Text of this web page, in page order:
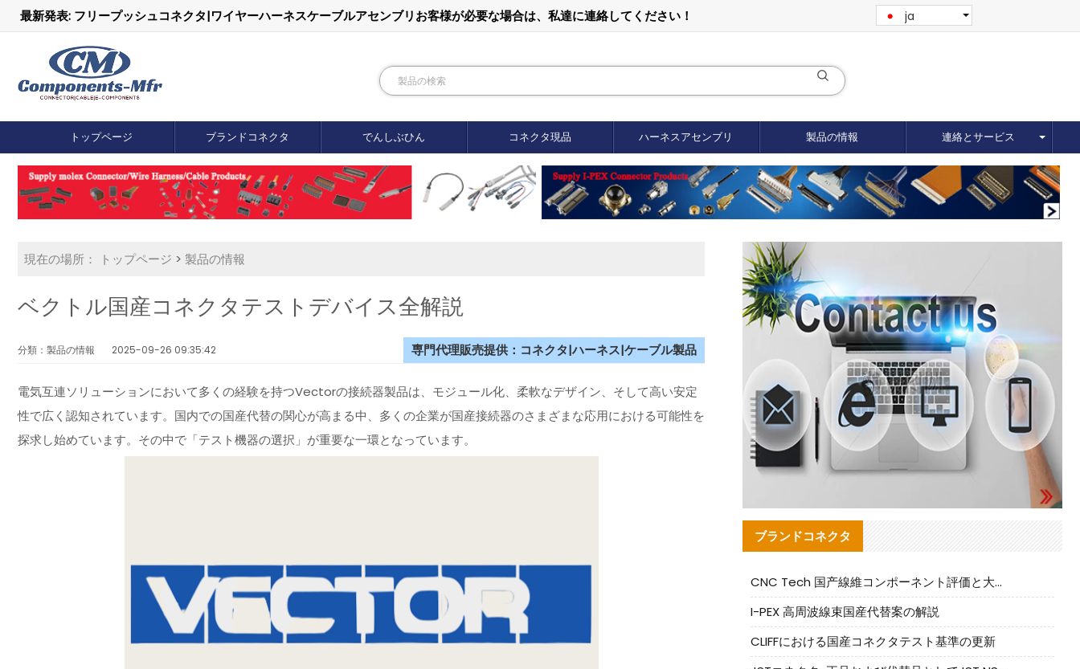
最新発表: フリープッシュコネクタ|ワイヤーハーネスケーブルアセンブリお客様が必要な場合は、私達に連絡してください！ ja
トップページ ブランドコネクタ でんしぶひん コネクタ現品 ハーネスアセンブリ 製品の情報 連絡とサービス
現在の場所： トップページ > 製品の情報
ベクトル国産コネクタテストデバイス全解説
分類：製品の情報 2025-09-26 09:35:42 専門代理販売提供：コネクタ|ハーネス|ケーブル製品
電気互連ソリューションにおいて多くの経験を持つVectorの接続器製品は、モジュール化、柔軟なデザイン、そして高い安定
性で広く認知されています。国内での国産代替の関心が高まる中、多くの企業が国産接続器のさまざまな応用における可能性を
探求し始めています。その中で「テスト機器の選択」が重要な一環となっています。
ブランドコネクタ
CNC Tech 国产線維コンポーネント評価と大量生産適合ガイド
I-PEX 高周波線束国産代替案の解説
CLIFFにおける国産コネクタテスト基準の更新